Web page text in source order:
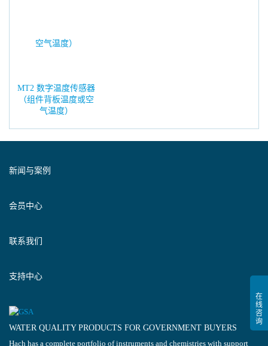
MT2 数字温度传感器
（组件背板温度或空
气温度）
新闻与案例
会员中心
联系我们
支持中心
WATER QUALITY PRODUCTS FOR GOVERNMENT BUYERS
Hach has a complete portfolio of instruments and chemistries with support